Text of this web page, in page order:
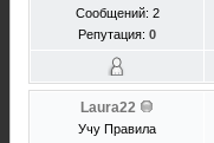
Сообщений: 2
Репутация: 0
Laura22
Учу Правила